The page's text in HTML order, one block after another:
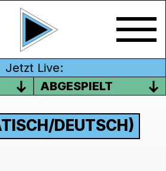
Jetzt Live:
ABGESPIELT
DEUTSCH)